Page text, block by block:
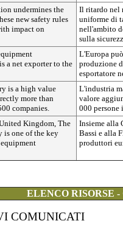
undermines the
new safety rules
impact on
Il ritardo nel
uniforme di
nell'ambito
sulla
a net exporter to the
L'Europa
produzione
esportatore
is a high value
more than
companies.
L'industria
valore
000 persone
Kingdom, The
is one of the key
Insieme alla
Bassi e alla
produttori
ELENCO RISORSE
COMUNICATI